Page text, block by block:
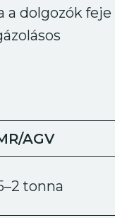
a dolgozók feje
AGV
tonna